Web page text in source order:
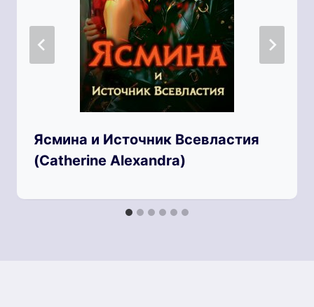
Ясмина и Источник Всевластия
(Catherine Alexandra)